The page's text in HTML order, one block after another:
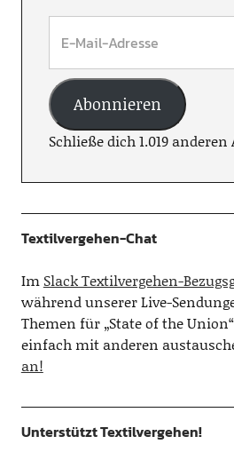
Abonnieren
Schließe dich 1.019
Textilvergehen-Chat
Im Slack Textilvergehen-
während unserer Live-
Themen für „State of the
einfach mit anderen
an!
Unterstützt Textilvergehen!